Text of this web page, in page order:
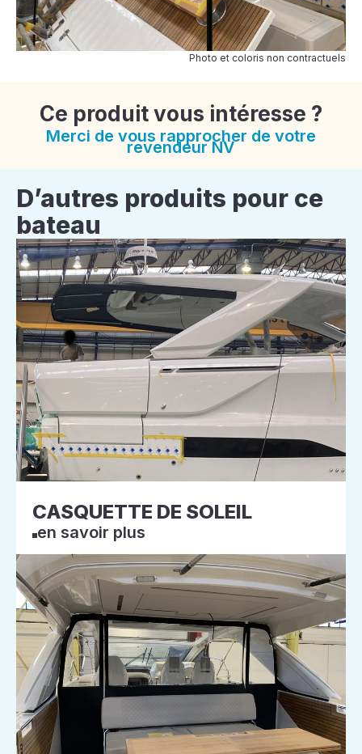
Photo et coloris non contractuels
Ce produit vous intéresse ?
Merci de vous rapprocher de votre
revendeur NV
D’autres produits pour ce
bateau
CASQUETTE DE SOLEIL
en savoir plus